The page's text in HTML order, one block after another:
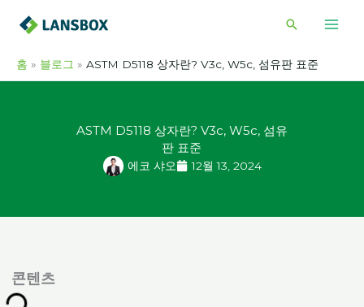
검
홈 블로그 ASTM D5118 상자란? V3c, W5c, 섬유판 표준
ASTM D5118 상자란? V3c, W5c, 섬유
판 표준
에코 샤오 12월 13, 2024
텐츠